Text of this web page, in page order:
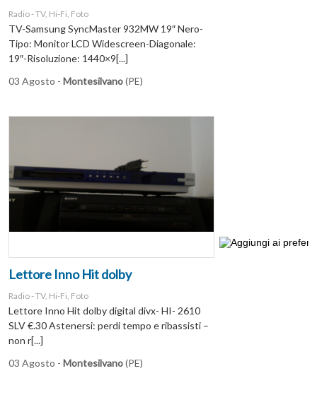
Radio - TV, Hi-Fi, Foto
TV-Samsung SyncMaster 932MW 19″ Nero-
Tipo: Monitor LCD Widescreen-Diagonale:
19″-Risoluzione: 1440×9[...]
03 Agosto - Montesilvano(PE)
Lettore Inno Hit dolby
Radio - TV, Hi-Fi, Foto
Lettore Inno Hit dolby digital divx- HI- 2610
SLV €.30 Astenersi: perdi tempo e ribassisti –
non r[...]
03 Agosto - Montesilvano(PE)